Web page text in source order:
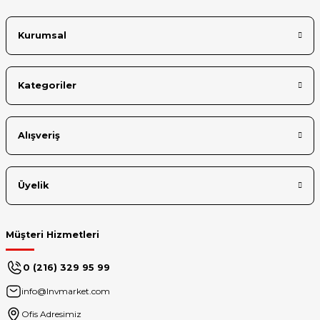
ZAAS
Kurumsal
Kategoriler
Alışveriş
Üyelik
Müşteri Hizmetleri
0 (216) 329 95 99
info@lnvmarket.com
Ofis Adresimiz